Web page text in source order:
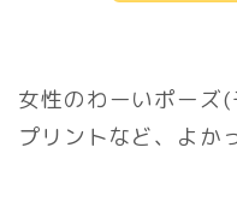
女性のわーいポーズ(
プリントなど、よか